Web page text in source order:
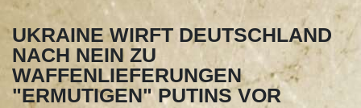
UKRAINE WIRFT DEUTSCHLAND
NACH NEIN ZU
WAFFENLIEFERUNGEN
"ERMUTIGEN" PUTINS VOR